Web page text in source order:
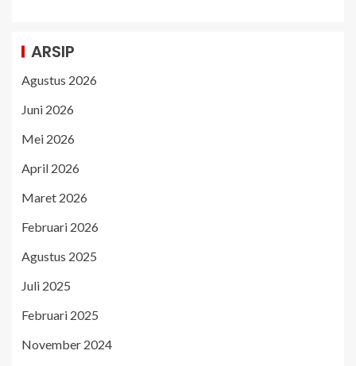
ARSIP
Agustus 2026
Juni 2026
Mei 2026
April 2026
Maret 2026
Februari 2026
Agustus 2025
Juli 2025
Februari 2025
November 2024